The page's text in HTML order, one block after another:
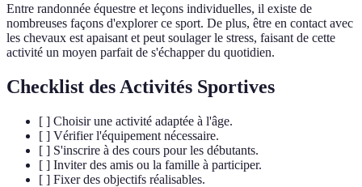
Entre randonnée équestre et leçons individuelles, il existe de
nombreuses façons d'explorer ce sport. De plus, être en contact avec
les chevaux est apaisant et peut soulager le stress, faisant de cette
activité un moyen parfait de s'échapper du quotidien.
Checklist des Activités Sportives
[ ] Choisir une activité adaptée à l'âge.
[ ] Vérifier l'équipement nécessaire.
[ ] S'inscrire à des cours pour les débutants.
[ ] Inviter des amis ou la famille à participer.
[ ] Fixer des objectifs réalisables.